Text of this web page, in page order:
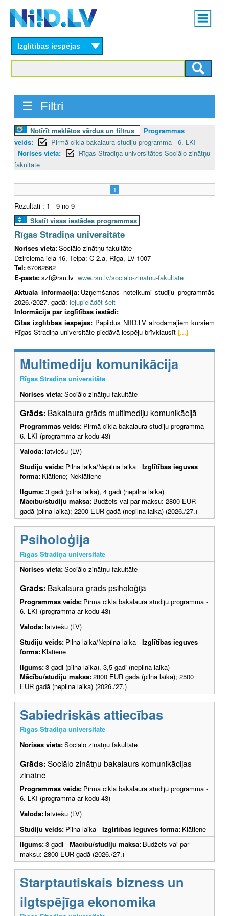
content
Main
menu
Izglītības iespējas
☰ Filtri
Notīrīt meklētos vārdus un filtrus
Programmas
veids:
Pirmā cikla bakalaura studiju programma - 6. LKI
Norises vieta:
Rīgas Stradiņa universitātes Sociālo zinātņu
fakultāte
1
Rezultāti : 1 - 9 no 9
Skatīt visas iestādes programmas
Rīgas Stradiņa universitāte
Norises vieta:Sociālo zinātņu fakultāte
Dzirciema iela 16, Telpa: C-2.a, Rīga, LV-1007
Tel:67062662
E-pasts:szf@rsu.lv www.rsu.lv/socialo-zinatnu-fakultate
Aktuālā informācija: Uzņemšanas noteikumi studiju programmās
2026./2027. gadā: lejupielādēt šeit
Informācija par izglītības iestādi:
Citas izglītības iespējas: Papildus NIID.LV atrodamajiem kursiem
Rīgas Stradiņa universitāte piedāvā iespēju brīvklausīt [...]
Multimediju komunikācija
Rīgas Stradiņa universitāte
Norises vieta:Sociālo zinātņu fakultāte
Grāds: Bakalaura grāds multimediju komunikācijā
Programmas veids: Pirmā cikla bakalaura studiju programma -
6. LKI (programma ar kodu 43)
Valoda:latviešu (LV)
Studiju veids: Pilna laika/Nepilna laika Izglītības ieguves
forma: Klātiene; Neklātiene
Ilgums:3 gadi (pilna laika), 4 gadi (nepilna laika)
Mācību/studiju maksa: Budžets vai par maksu: 2800 EUR
gadā (pilna laika); 2200 EUR gadā (nepilna laika) (2026./27.)
Psiholoģija
Rīgas Stradiņa universitāte
Norises vieta:Sociālo zinātņu fakultāte
Grāds: Bakalaura grāds psiholoģijā
Programmas veids: Pirmā cikla bakalaura studiju programma -
6. LKI (programma ar kodu 43)
Valoda:latviešu (LV)
Studiju veids: Pilna laika/Nepilna laika Izglītības ieguves
forma: Klātiene
Ilgums:3 gadi (pilna laika), 3,5 gadi (nepilna laika)
Mācību/studiju maksa:2800 EUR gadā (pilna laika); 2500
EUR gadā (nepilna laika) (2026./27.)
Sabiedriskās attiecības
Rīgas Stradiņa universitāte
Norises vieta:Sociālo zinātņu fakultāte
Grāds:Sociālo zinātņu bakalaurs komunikācijas
zinātnē
Programmas veids: Pirmā cikla bakalaura studiju programma -
6. LKI (programma ar kodu 43)
Valoda:latviešu (LV)
Studiju veids: Pilna laika Izglītības ieguves forma: Klātiene
Ilgums:3 gadi Mācību/studiju maksa: Budžets vai par
maksu: 2800 EUR gadā (2026./27.)
Starptautiskais bizness un
ilgtspējīga ekonomika